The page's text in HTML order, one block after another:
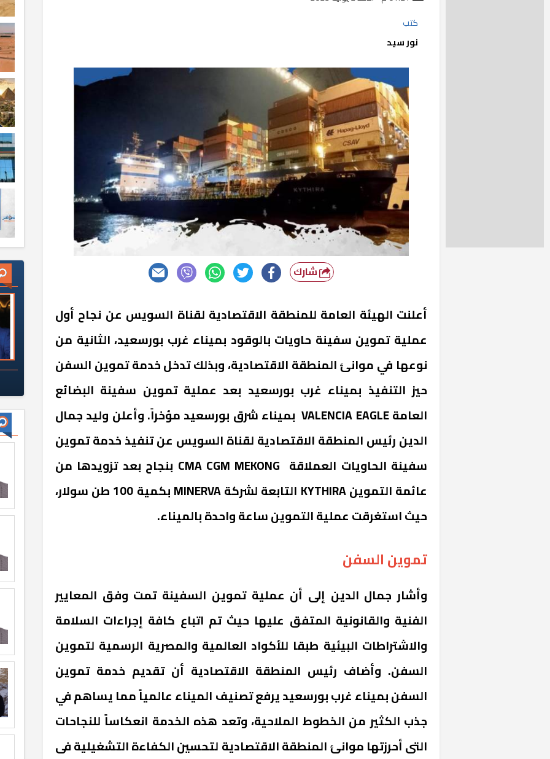
كتب
نور سيد
شارك
أعلنت الهيئة العامة للمنطقة الاقتصادية لقناة السويس عن نجاح أول
عملية تموين سفينة حاويات بالوقود بميناء غرب بورسعيد، الثانية من
نوعها في موانئ المنطقة الاقتصادية، وبذلك تدخل خدمة تموين السفن
حيز التنفيذ بميناء غرب بورسعيد بعد عملية تموين سفينة البضائع
العامة VALENCIA EAGLE بميناء شرق بورسعيد مؤخراً. وأعلن وليد جمال
الدين رئيس المنطقة الاقتصادية لقناة السويس عن تنفيذ خدمة تموين
سفينة الحاويات العملاقة CMA CGM MEKONG بنجاح بعد تزويدها من
عائمة التموين KYTHIRA التابعة لشركة MINERVA بكمية 100 طن سولار،
حيث استغرقت عملية التموين ساعة واحدة بالميناء.
تموين السفن
وأشار جمال الدين إلى أن عملية تموين السفينة تمت وفق المعايير
الفنية والقانونية المتفق عليها حيث تم اتباع كافة إجراءات السلامة
والاشتراطات البيئية طبقا للأكواد العالمية والمصرية الرسمية لتموين
السفن. وأضاف رئيس المنطقة الاقتصادية أن تقديم خدمة تموين
السفن بميناء غرب بورسعيد يرفع تصنيف الميناء عالمياً مما يساهم في
جذب الكثير من الخطوط الملاحية، وتعد هذه الخدمة انعكاساً للنجاحات
التى أحرزتها موانئ المنطقة الاقتصادية لتحسين الكفاءة التشغيلية فى